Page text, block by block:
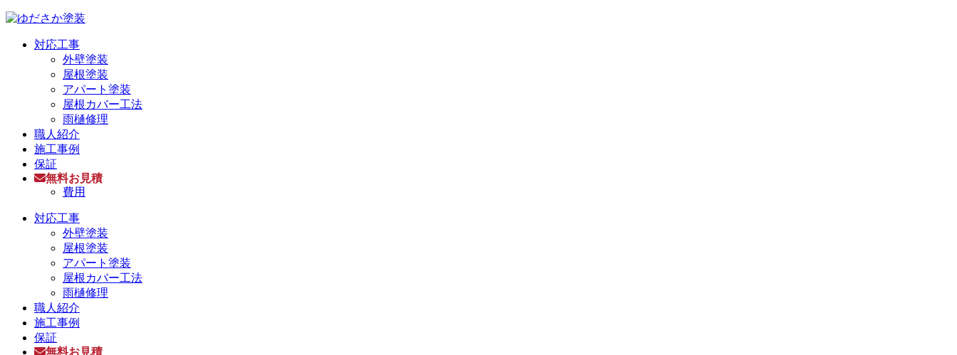
対応工事
外壁塗装
屋根塗装
アパート塗装
屋根カバー工法
雨樋修理
職人紹介
施工事例
保証
無料お見積
費用
対応工事
外壁塗装
屋根塗装
アパート塗装
屋根カバー工法
雨樋修理
職人紹介
施工事例
保証
無料お見積